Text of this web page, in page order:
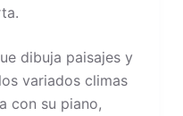
dibuja paisajes y
variados climas
con su piano,